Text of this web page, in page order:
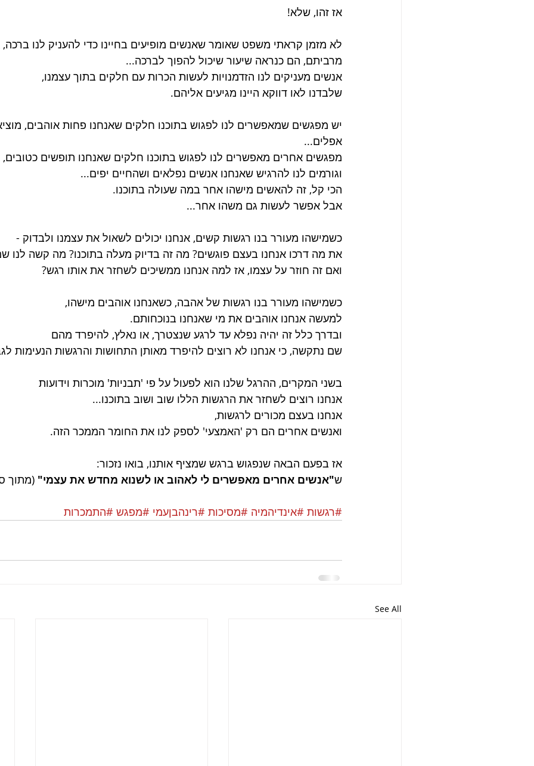
אז זהו, שלא!
לא מזמן קראתי משפט שאומר שאנשים מופיעים בחיינו כדי להעניק לנו ברכה,
מרביתם, הם כנראה שיעור שיכול להפוך לברכה...
אנשים מעניקים לנו הזדמנויות לעשות הכרות עם חלקים בתוך עצמנו,
שלבדנו לאו דווקא היינו מגיעים אליהם.
יש מפגשים שמאפשרים לנו לפגוש בתוכנו חלקים שאנחנו פחות אוהבים,
אפלים...
מפגשים אחרים מאפשרים לנו לפגוש בתוכנו חלקים שאנחנו תופשים כטובים,
וגורמים לנו להרגיש שאנחנו אנשים נפלאים ושהחיים יפים...
הכי קל, זה להאשים מישהו אחר במה שעולה בתוכנו.
אבל אפשר לעשות גם משהו אחר...
כשמישהו מעורר בנו רגשות קשים, אנחנו יכולים לשאול את עצמנו ולבדוק -
את מה דרכו אנחנו בעצם פוגשים? מה זה בדיוק מעלה בתוכנו? מה קשה לנו
ואם זה חוזר על עצמו, אז למה אנחנו ממשיכים לשחזר את אותו רגש?
כשמישהו מעורר בנו רגשות של אהבה, כשאנחנו אוהבים מישהו,
למעשה אנחנו אוהבים את מי שאנחנו בנוכחותם.
ובדרך כלל זה יהיה נפלא עד לרגע שנצטרך, או נאלץ, להיפרד מהם
שם נתקשה, כי אנחנו לא רוצים להיפרד מאותן התחושות והרגשות הנעימות
בשני המקרים, ההרגל שלנו הוא לפעול על פי 'תבניות' מוכרות וידועות
אנחנו רוצים לשחזר את הרגשות הללו שוב ושוב בתוכנו...
אנחנו בעצם מכורים לרגשות,
ואנשים אחרים הם רק 'האמצעי' לספק לנו את החומר הממכר הזה.
אז בפעם הבאה שנפגוש ברגש שמציף אותנו, בואו נזכור:
ש"אנשים אחרים מאפשרים לי לאהוב או לשנוא מחדש את עצמי" (מתוך
#רגשות #אינדיהמיה #מסיכות #רינהבןעמי #מפגש #התמכרות
See All